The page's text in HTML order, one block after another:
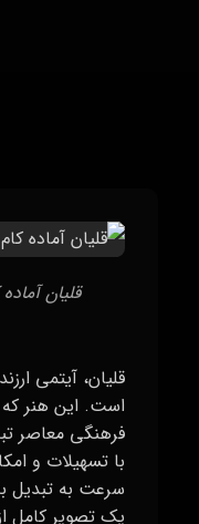
قلیان
قلیان، آیتمی
است. این هنر که
فرهنگی معاصر
با تسهیلات و
سرعت به تبدیل
یک تصویر کامل